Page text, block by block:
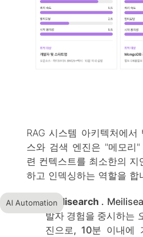
RAG 시스템 아키텍처에서
스와 검색 엔진은 "메모리
련 컨텍스트를 최소한의 지
하고 인덱싱하는 역할을 합
Meilisearch .
발자 경험을 중시하는
진으로, 10분 이내에
AI Automation